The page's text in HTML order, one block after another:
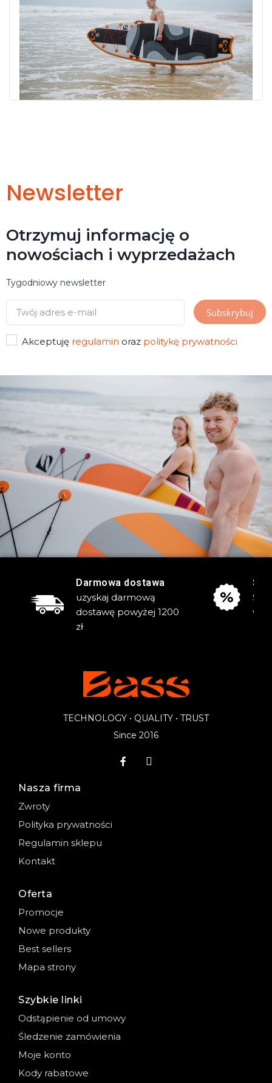
Newsletter
Otrzymuj informację o
nowościach i wyprzedażach
Tygodniowy newsletter
Akceptuję regulamin oraz politykę prywatności
Darmowa dostawa
uzyskaj darmową
dostawę powyżej 1200
zł
TECHNOLOGY • QUALITY • TRUST
Since 2016
Nasza firma
Zwroty
Polityka prywatności
Regulamin sklepu
Kontakt
Oferta
Promocje
Nowe produkty
Best sellers
Mapa strony
Szybkie linki
Odstąpienie od umowy
Śledzenie zamówienia
Moje konto
Kody rabatowe